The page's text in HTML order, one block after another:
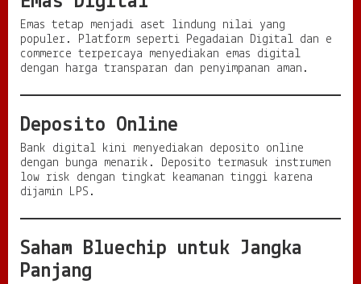
Emas tetap menjadi aset lindung nilai yang
populer. Platform seperti Pegadaian Digital dan e
commerce terpercaya menyediakan emas digital
dengan harga transparan dan penyimpanan aman.
Deposito Online
Bank digital kini menyediakan deposito online
dengan bunga menarik. Deposito termasuk instrumen
low risk dengan tingkat keamanan tinggi karena
dijamin LPS.
Saham Bluechip untuk Jangka
Panjang